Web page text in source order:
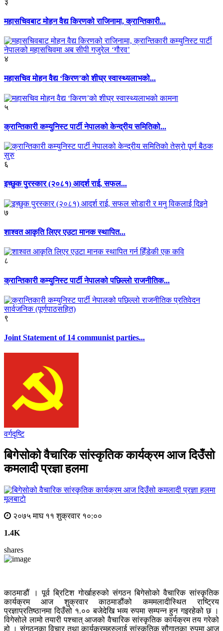
महासचिवबाट मोहन वैद्य किरणको राजिनामा, क्रान्तिकारी...
४
महासचिव मोहन वैद्य ‘किरण’को शीघ्र स्वास्थ्यलाभको...
५
क्रान्तिकारी कम्युनिस्ट पार्टी नेपालको केन्द्रीय समितिको...
६
इच्छुक पुरस्कार (२०८१) आदर्श राई, सफल...
७
शाश्वत आकृति लिएर एउटा मानक स्थापित...
८
क्रान्तिकारी कम्युनिस्ट पार्टी नेपालको पछिल्लो राजनीतिक...
९
Joint Statement of 14 communist parties...
वर्गदृष्टि
बिगेसोको वैचारिक सांस्कृतिक कार्यक्रम आज दिउँसो
कमलादी प्रज्ञा हलमा
मूलबाटाे
२०७५ माघ ११ शुक्रवार १०:००
1.4K
shares
काठमाडौं । पूर्व ब्रिटिश गोर्खाहरुको संगठन बिगेसोको वैचारिक सांस्कृतिक
कार्यक्रम आज शुक्रवार काठमाडौंको कममलादीस्थित राष्ट्रिय
प्रज्ञाप्रतिष्ठानमा दिउँसो १.०० बजेदेखि भव्य रुपमा सम्पन्न हुन गइरहेको छ ।
विगेसोले लामो तयारी पश्चात् आजको वैचारिक सांस्कृतिक कार्यक्रम तय गरेको
हो । संगठनका विचार तथा कार्यक्रमहरुलाई सांस्कृतिक सौगातका रुपमा आज